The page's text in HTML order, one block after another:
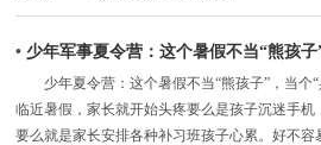
• 少年军事夏令营：这个暑假不当“熊孩
少年夏令营：这个暑假不当“熊孩子”，当
临近暑假，家长就开始头疼要么是孩子沉迷手机
要么就是家长安排各种补习班孩子心累。好不